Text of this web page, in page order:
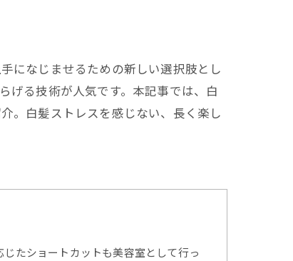
になじませるための新しい選択肢とし
げる技術が人気です。本記事では、白
。白髪ストレスを感じない、長く楽し
たショートカットも美容室として行っ